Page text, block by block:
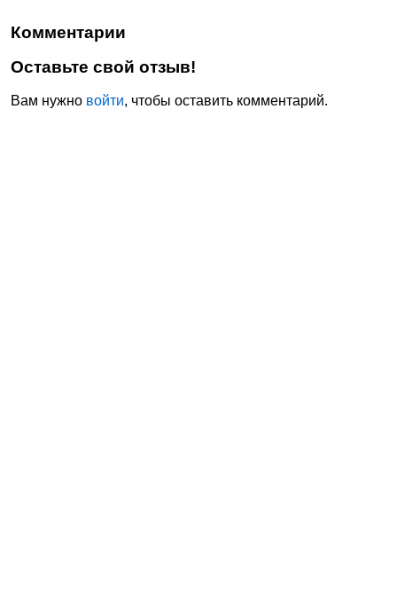
Комментарии
Оставьте свой отзыв!
Вам нужно войти, чтобы оставить комментарий.